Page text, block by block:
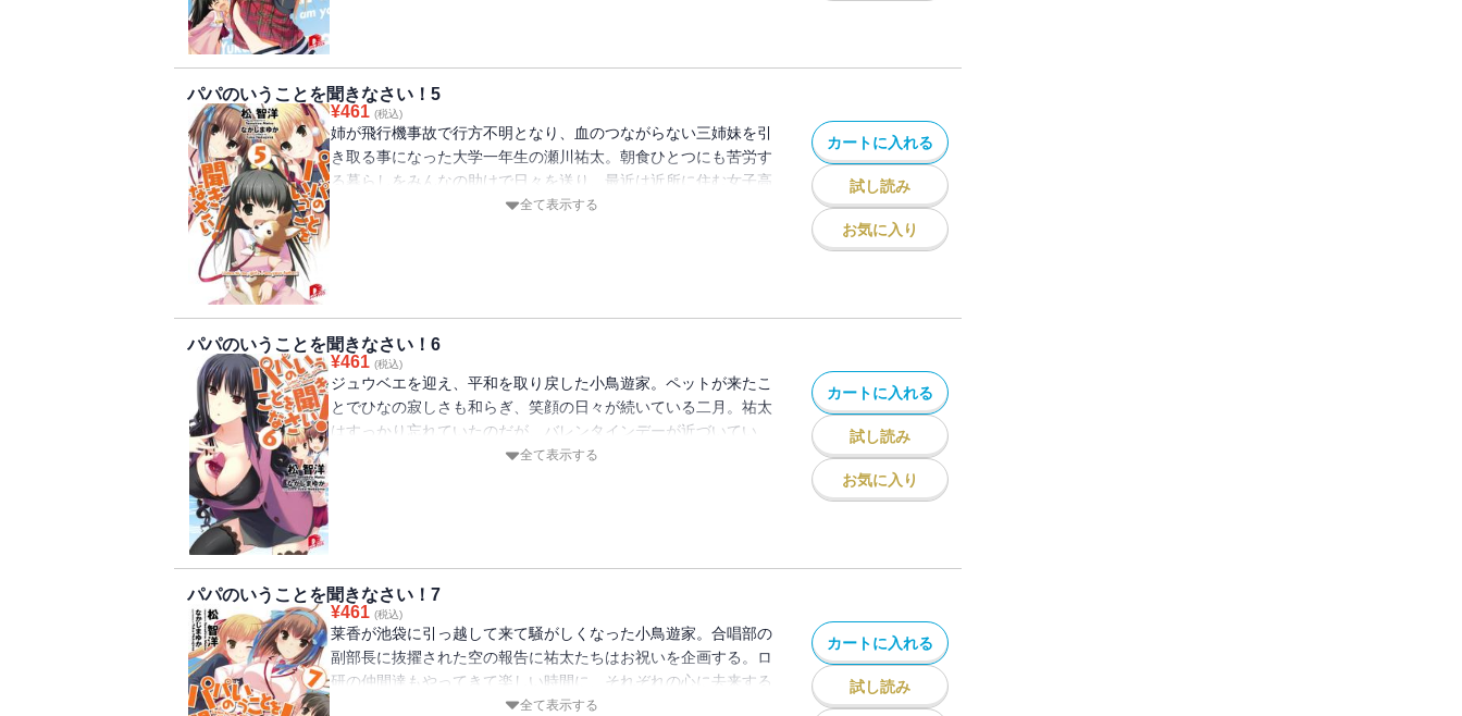
羽は、遂にある行動に・・・・・・。優しさ満載で贈るアットホ
ームラブコメ、待望の第四幕！
パパのいうことを聞きなさい！5
¥461 (税込)
姉が飛行機事故で行方不明となり、血のつながらない三姉妹を引
き取る事になった大学一年生の瀬川祐太。朝食ひとつにも苦労す
る暮らしをみんなの助けで日々を送り、最近は近所に住む女子高
生・栞も積極的に助けてくれていた。激変する生活で留年しかけ
が・・・・・・。優しさ満載で贈るドタバタアットホームラブコ
メ第五幕！
全て表示する
カートに入れる
試し読み
お気に入り
パパのいうことを聞きなさい！6
¥461 (税込)
ジュウベエを迎え、平和を取り戻した小鳥遊家。ペットが来たこ
とでひなの寂しさも和らぎ、笑顔の日々が続いている二月。祐太
はすっかり忘れていたのだが、バレンタインデーが近づいてい
た。空と美羽は祐太にチョコを渡すと決めて静かに競い合う空気
ドタバタアットホームラブコメ第六幕、開演！
全て表示する
カートに入れる
試し読み
お気に入り
パパのいうことを聞きなさい！7
¥461 (税込)
莱香が池袋に引っ越して来て騒がしくなった小鳥遊家。合唱部の
副部長に抜擢された空の報告に祐太たちはお祝いを企画する。ロ
研の仲間達もやってきて楽しい時間に、それぞれの心に去来する
想い。両親の事故から、まだ一年も経っていないなんて信じられ
全て表示する
カートに入れる
試し読み